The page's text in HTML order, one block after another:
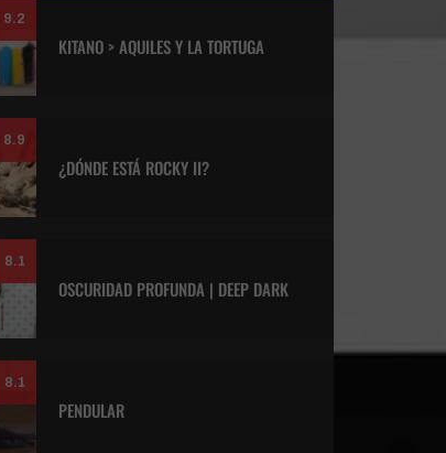
9.2
KITANO > AQUILES Y LA TORTUGA
8.9
¿DÓNDE ESTÁ ROCKY II?
8.1
OSCURIDAD PROFUNDA | DEEP DARK
8.1
PENDULAR